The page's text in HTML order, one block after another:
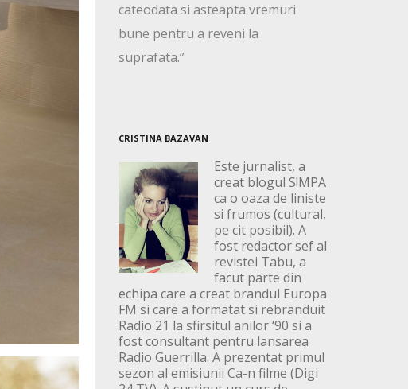
cateodata si asteapta vremuri
bune pentru a reveni la
suprafata.”
CRISTINA BAZAVAN
Este jurnalist, a
creat blogul S!MPA
ca o oaza de liniste
si frumos (cultural,
pe cit posibil). A
fost redactor sef al
revistei Tabu, a
facut parte din
echipa care a creat brandul Europa
FM si care a formatat si rebranduit
Radio 21 la sfirsitul anilor ‘90 si a
fost consultant pentru lansarea
Radio Guerrilla. A prezentat primul
sezon al emisiunii Ca-n filme (Digi